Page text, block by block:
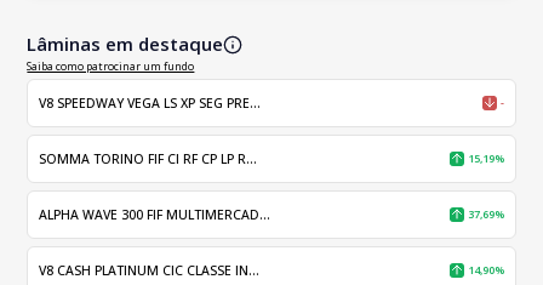
Lâminas em destaque
Saiba como patrocinar um fundo
V8 SPEEDWAY VEGA LS XP SEG PRE... -
SOMMA TORINO FIF CI RF CP LP R... 15,19%
ALPHA WAVE 300 FIF MULTIMERCAD... 37,69%
V8 CASH PLATINUM CIC CLASSE IN... 14,90%